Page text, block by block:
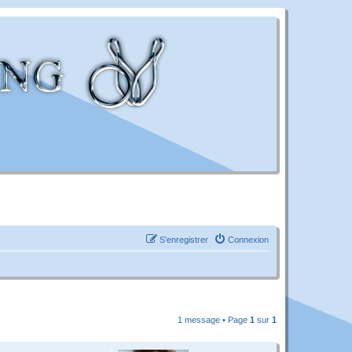
Connexion
S’enregistrer
1 message • Page 1 sur 1